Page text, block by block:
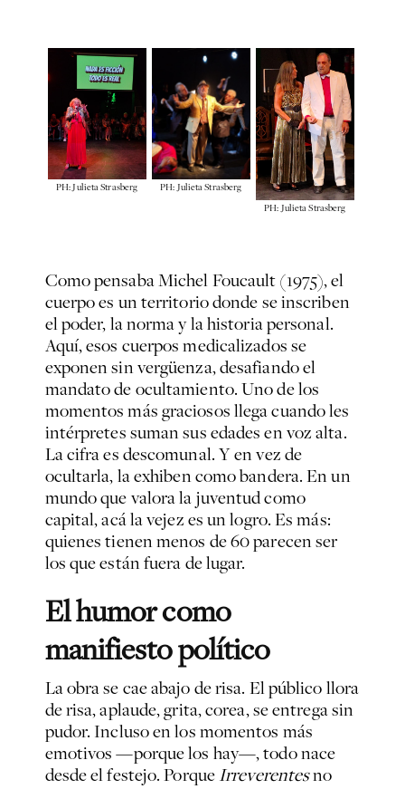
PH: Julieta Strasberg
PH: Julieta Strasberg
PH: Julieta Strasberg
Como pensaba Michel Foucault (1975), el
cuerpo es un territorio donde se inscriben
el poder, la norma y la historia personal.
Aquí, esos cuerpos medicalizados se
exponen sin vergüenza, desafiando el
mandato de ocultamiento. Uno de los
momentos más graciosos llega cuando les
intérpretes suman sus edades en voz alta.
La cifra es descomunal. Y en vez de
ocultarla, la exhiben como bandera. En un
mundo que valora la juventud como
capital, acá la vejez es un logro. Es más:
quienes tienen menos de 60 parecen ser
los que están fuera de lugar.
El humor como
manifiesto político
La obra se cae abajo de risa. El público llora
de risa, aplaude, grita, corea, se entrega sin
pudor. Incluso en los momentos más
emotivos —porque los hay—, todo nace
desde el festejo. PorqueIrreverentesno